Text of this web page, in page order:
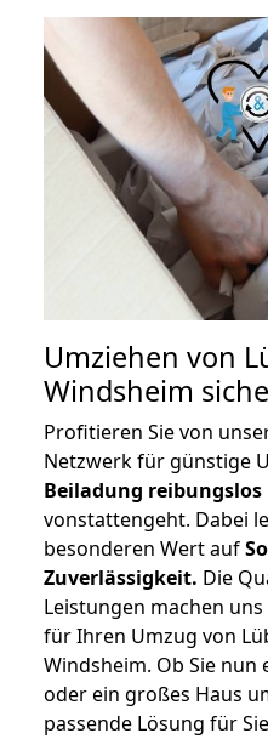
Umziehen von
Windsheim
Profitieren Sie von
Netzwerk für günstige
Beiladung
vonstattengeht. Dabei
besonderen Wert auf
Zuverlässigkeit. Die
Leistungen machen
für Ihren Umzug von
Windsheim. Ob Sie nun
oder ein großes Haus
passende Lösung für